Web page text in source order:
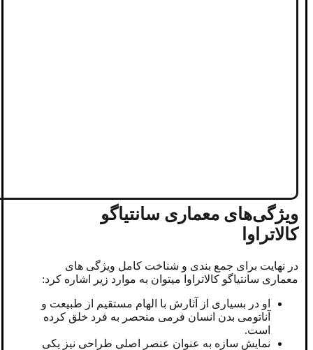
ویژگی‌های معماری سانتیاگو
کالاتراوا
در نهایت برای جمع بندی و شناخت کامل ویژگی های
معماری سانتیاگو کالاتراوا میتوان به موارد زیر اشاره کرد:
او در بسیاری از آثارش با الهام مستقیم از طبیعت و
آناتومی بدن انسان فرمی منحصر به فرد خلق کرده
است.
نمایش سازه به‌ عنوان عنصر اصلی طراحی نیز یکی